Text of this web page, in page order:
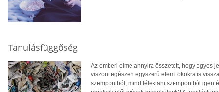
Tanulásfüggőség
Az emberi elme annyira összetett, hogy egyes
viszont egészen egyszerű elemi okokra is
szempontból, mind lélektani szempontból igen